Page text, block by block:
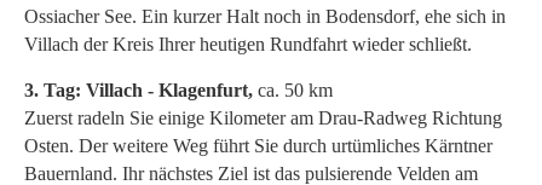
Ossiacher See. Ein kurzer Halt noch in Bodensdorf, ehe sich in
Villach der Kreis Ihrer heutigen Rundfahrt wieder schließt.
3. Tag: Villach - Klagenfurt, ca. 50 km
Zuerst radeln Sie einige Kilometer am Drau-Radweg Richtung
Osten. Der weitere Weg führt Sie durch urtümliches Kärntner
Bauernland. Ihr nächstes Ziel ist das pulsierende Velden am